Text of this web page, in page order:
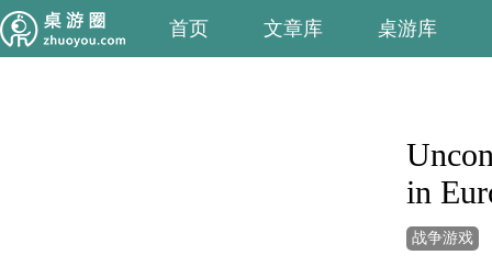
首页 文章库 桌游库
in
战争游戏